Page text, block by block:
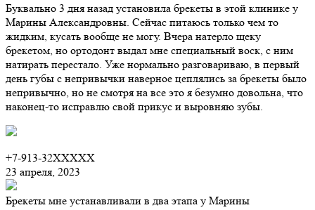
Буквально 3 дня назад установила брекеты в этой клинике у
Марины Александровны. Сейчас питаюсь только чем то
жидким, кусать вообще не могу. Вчера натерло щеку
брекетом, но ортодонт выдал мне специальный воск, с ним
натирать перестало. Уже нормально разговариваю, в первый
день губы с непривычки наверное цеплялись за брекеты было
непривычно, но не смотря на все это я безумно довольна, что
наконец-то исправлю свой прикус и выровняю зубы.
+7-913-32XXXXX
23 апреля, 2023
Брекеты мне устанавливали в два этапа у Марины